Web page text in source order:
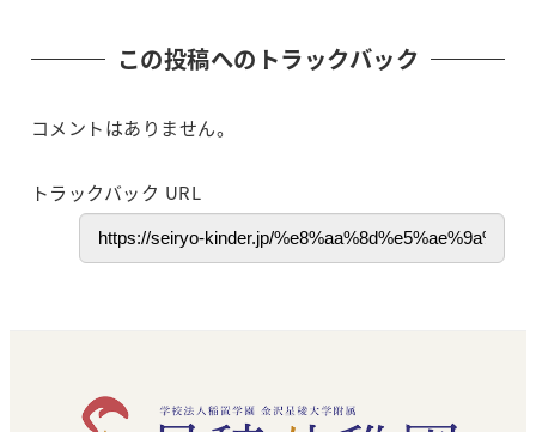
この投稿へのトラックバック
コメントはありません。
トラックバック URL